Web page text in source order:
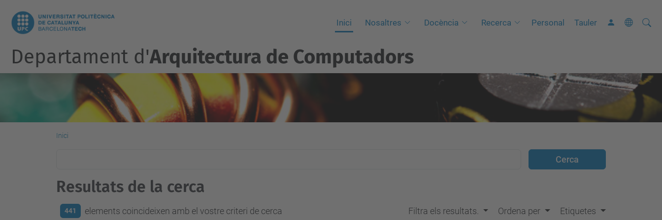
Inici Nosaltres Docència Recerca Personal Tauler Cerca
C
a
a
Departament d'Arquitectura de Computadors
Inici
Resultats de la cerca
441 elements coincideixen amb el vostre criteri de cerca Filtra els resultats. Ordena per Etiquetes